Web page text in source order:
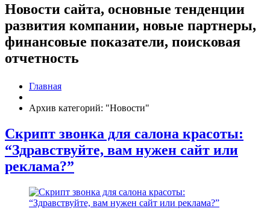
Новости сайта, основные тенденции
развития компании, новые партнеры,
финансовые показатели, поисковая
отчетность
Главная
Архив категорий: "Новости"
Скрипт звонка для салона красоты:
“Здравствуйте, вам нужен сайт или
реклама?”